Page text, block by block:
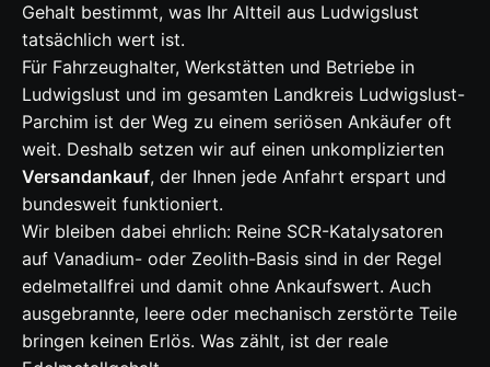
Gehalt bestimmt, was Ihr Altteil aus Ludwigslust
tatsächlich wert ist.
Für Fahrzeughalter, Werkstätten und Betriebe in
Ludwigslust und im gesamten Landkreis Ludwigslust-
Parchim ist der Weg zu einem seriösen Ankäufer oft
weit. Deshalb setzen wir auf einen unkomplizierten
Versandankauf, der Ihnen jede Anfahrt erspart und
bundesweit funktioniert.
Wir bleiben dabei ehrlich: Reine SCR-Katalysatoren
auf Vanadium- oder Zeolith-Basis sind in der Regel
edelmetallfrei und damit ohne Ankaufswert. Auch
ausgebrannte, leere oder mechanisch zerstörte Teile
bringen keinen Erlös. Was zählt, ist der reale